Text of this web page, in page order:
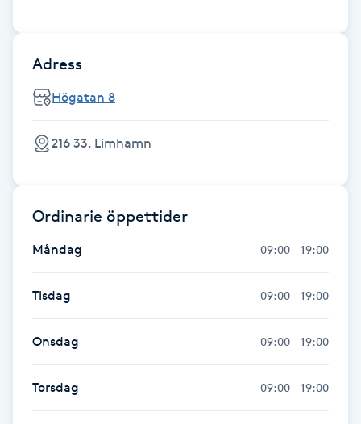
Gellack med förstärkning
Gravidmassage
Gravidyoga
Gruppträning
Adress
Högatan 8
216 33, Limhamn
Ordinarie öppettider
Måndag 09:00 - 19:00
Tisdag 09:00 - 19:00
Onsdag 09:00 - 19:00
Torsdag 09:00 - 19:00